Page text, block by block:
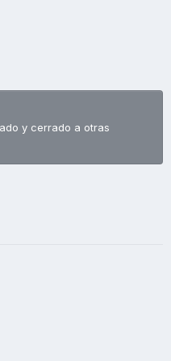
y cerrado a otras